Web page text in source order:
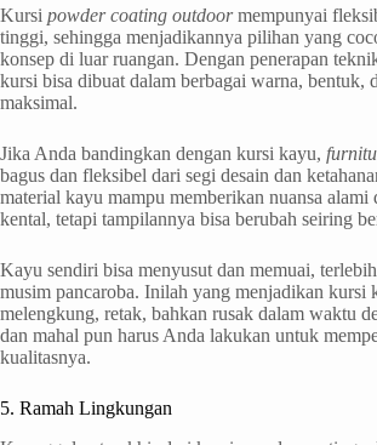
Kursi powder coating outdoormempunyai
tinggi, sehingga menjadikannya pilihan yang
konsep di luar ruangan. Dengan penerapan
kursi bisa dibuat dalam berbagai warna, bentuk,
maksimal.
Jika Anda bandingkan dengan kursi kayu,
bagus dan fleksibel dari segi desain dan
material kayu mampu memberikan nuansa alami
kental, tetapi tampilannya bisa berubah seiring
Kayu sendiri bisa menyusut dan memuai,
musim pancaroba. Inilah yang menjadikan kursi
melengkung, retak, bahkan rusak dalam waktu
dan mahal pun harus Anda lakukan untuk
kualitasnya.
5. Ramah Lingkungan